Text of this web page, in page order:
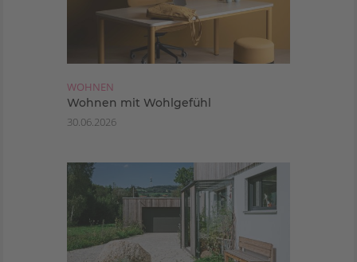
WOHNEN
Wohnen mit Wohlgefühl
30.06.2026